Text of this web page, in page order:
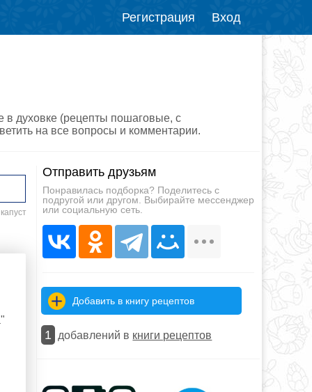
Регистрация Вход
в духовке (рецепты пошаговые, с
на все вопросы и комментарии.
Отправить друзьям
Понравилась подборка? Поделитесь с
подругой или другом. Выбирайте мессенджер
или социальную сеть.
Добавить в книгу рецептов
1 добавлений в книги рецептов